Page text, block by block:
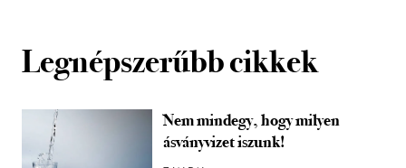
Legnépszerűbb cikkek
Nem mindegy, hogy milyen
ásványvizet iszunk!